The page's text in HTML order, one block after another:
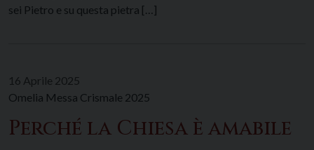
sei Pietro e su questa pietra […]
16 Aprile 2025
Omelia Messa Crismale 2025
Perché la Chiesa è amabile